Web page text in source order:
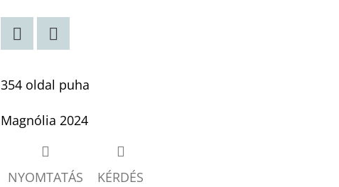
354 oldal puha
Magnólia 2024
NYOMTATÁS KÉRDÉS